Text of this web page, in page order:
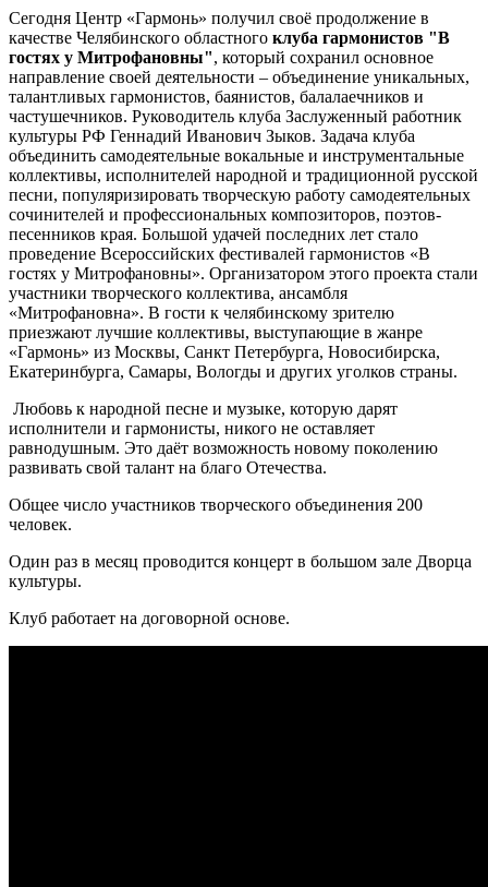
Сегодня Центр «Гармонь» получил своё продолжение в
качестве Челябинского областного клуба гармонистов "В
гостях у Митрофановны", который сохранил основное
направление своей деятельности – объединение уникальных,
талантливых гармонистов, баянистов, балалаечников и
частушечников. Руководитель клуба Заслуженный работник
культуры РФ Геннадий Иванович Зыков. Задача клуба
объединить самодеятельные вокальные и инструментальные
коллективы, исполнителей народной и традиционной русской
песни, популяризировать творческую работу самодеятельных
сочинителей и профессиональных композиторов, поэтов-
песенников края. Большой удачей последних лет стало
проведение Всероссийских фестивалей гармонистов «В
гостях у Митрофановны». Организатором этого проекта стали
участники творческого коллектива, ансамбля
«Митрофановна». В гости к челябинскому зрителю
приезжают лучшие коллективы, выступающие в жанре
«Гармонь» из Москвы, Санкт Петербурга, Новосибирска,
Екатеринбурга, Самары, Вологды и других уголков страны.
Любовь к народной песне и музыке, которую дарят
исполнители и гармонисты, никого не оставляет
равнодушным. Это даёт возможность новому поколению
развивать свой талант на благо Отечества.
Общее число участников творческого объединения 200
человек.
Один раз в месяц проводится концерт в большом зале Дворца
культуры.
Клуб работает на договорной основе.